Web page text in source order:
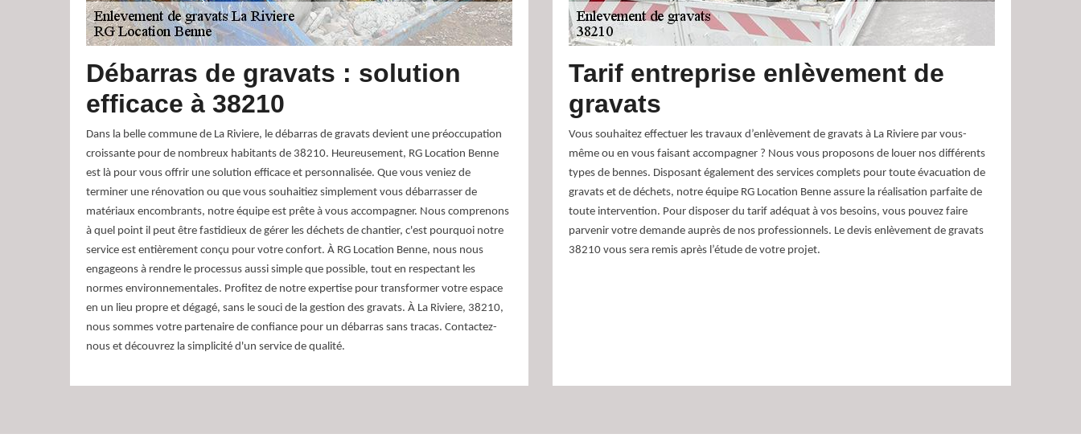
Débarras de gravats : solution
efficace à 38210
Dans la belle commune de La Riviere, le débarras de gravats devient une préoccupation
croissante pour de nombreux habitants de 38210. Heureusement, RG Location Benne
est là pour vous offrir une solution efficace et personnalisée. Que vous veniez de
terminer une rénovation ou que vous souhaitiez simplement vous débarrasser de
matériaux encombrants, notre équipe est prête à vous accompagner. Nous comprenons
à quel point il peut être fastidieux de gérer les déchets de chantier, c'est pourquoi notre
service est entièrement conçu pour votre confort. À RG Location Benne, nous nous
engageons à rendre le processus aussi simple que possible, tout en respectant les
normes environnementales. Profitez de notre expertise pour transformer votre espace
en un lieu propre et dégagé, sans le souci de la gestion des gravats. À La Riviere, 38210,
nous sommes votre partenaire de confiance pour un débarras sans tracas. Contactez-
nous et découvrez la simplicité d'un service de qualité.
Tarif entreprise enlèvement de
gravats
Vous souhaitez effectuer les travaux d’enlèvement de gravats à La Riviere par vous-
même ou en vous faisant accompagner ? Nous vous proposons de louer nos différents
types de bennes. Disposant également des services complets pour toute évacuation de
gravats et de déchets, notre équipe RG Location Benne assure la réalisation parfaite de
toute intervention. Pour disposer du tarif adéquat à vos besoins, vous pouvez faire
parvenir votre demande auprès de nos professionnels. Le devis enlèvement de gravats
38210 vous sera remis après l’étude de votre projet.